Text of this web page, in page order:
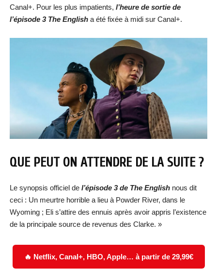
Canal+. Pour les plus impatients, l’heure de sortie de
l’épisode 3 The English a été fixée à midi sur Canal+.
QUE PEUT ON ATTENDRE DE LA SUITE ?
Le synopsis officiel de l’épisode 3 de The English nous dit
ceci : Un meurtre horrible a lieu à Powder River, dans le
Wyoming ; Eli s’attire des ennuis après avoir appris l’existence
de la principale source de revenus des Clarke. »
🔥 Netflix, Canal+, HBO, Apple… à partir de 29,99€